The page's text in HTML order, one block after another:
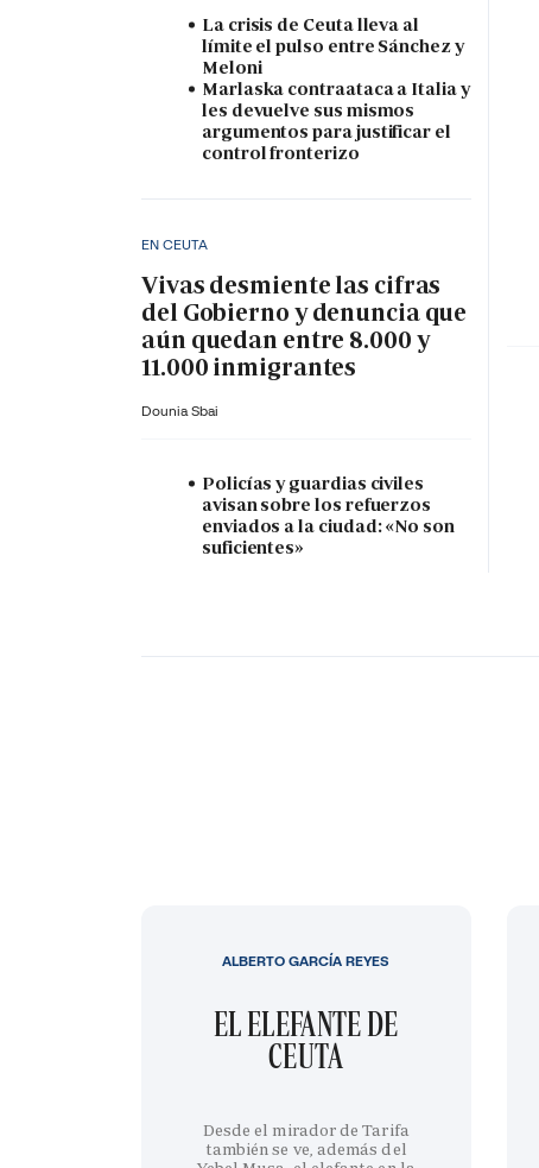
La crisis de Ceuta lleva al
límite el pulso entre Sánchez y
Meloni
Marlaska contraataca a Italia y
les devuelve sus mismos
argumentos para justificar el
control fronterizo
EN CEUTA
Vivas desmiente las cifras
del Gobierno y denuncia que
aún quedan entre 8.000 y
11.000 inmigrantes
Dounia Sbai
Policías y guardias civiles
avisan sobre los refuerzos
enviados a la ciudad: «No son
suficientes»
EL ELEFANTE DE
CEUTA
Desde el mirador de Tarifa
también se ve, además del
ALBERTO GARCÍA REYES